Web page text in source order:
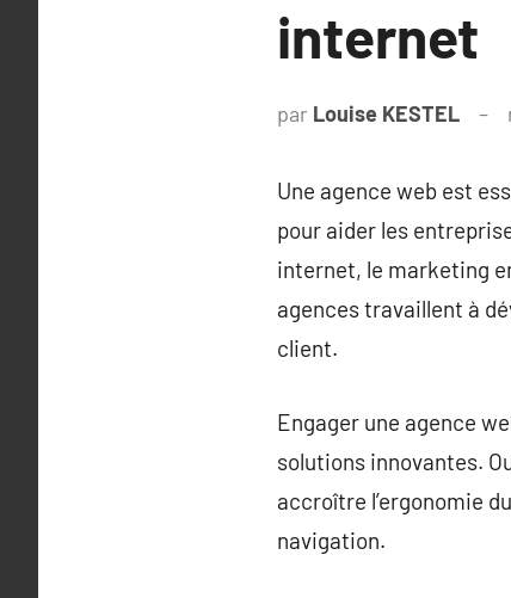
internet
par Louise KESTEL
Une agence web est
pour aider les
internet, le marketing
agences travaillent à
client.
Engager une agence
solutions innovantes.
accroître l’ergonomie
navigation.